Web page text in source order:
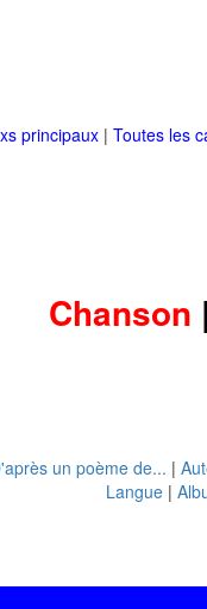
principaux | Toutes les
Chanson
un poème de... |
Langue |